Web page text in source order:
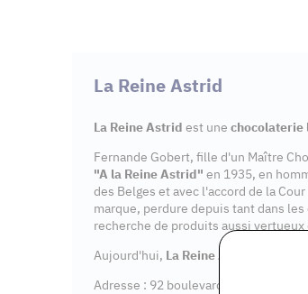
La Reine Astrid
La Reine Astrid est une chocolaterie
Fernande Gobert, fille d'un Maître
"A la Reine Astrid" en 1935, en
des Belges et avec l'accord de la
marque, perdure depuis tant dans
recherche de produits aussi
Aujourd'hui, La Reine Astrid
Adresse : 92 boulevard Aristide